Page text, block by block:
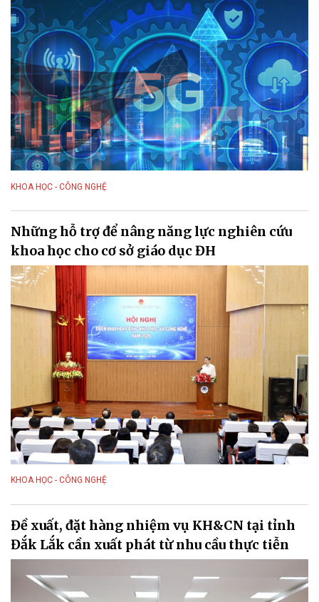
KHOA HỌC - CÔNG NGHỆ
Những hỗ trợ để nâng năng lực nghiên cứu
khoa học cho cơ sở giáo dục ĐH
KHOA HỌC - CÔNG NGHỆ
Đề xuất, đặt hàng nhiệm vụ KH&CN tại tỉnh
Đắk Lắk cần xuất phát từ nhu cầu thực tiễn